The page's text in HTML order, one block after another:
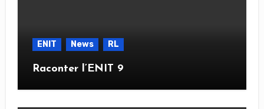
ENIT News RL
Raconter l’ENIT 9